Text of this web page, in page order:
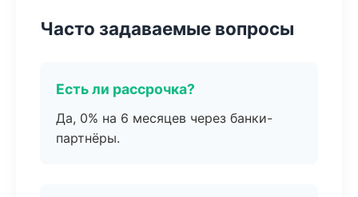
Часто задаваемые вопросы
Есть ли рассрочка?
Да, 0% на 6 месяцев через банки-
партнёры.